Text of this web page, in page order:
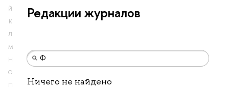
Й
К
Л
М
Н
О
П
Редакции журналов
Ничего не найдено